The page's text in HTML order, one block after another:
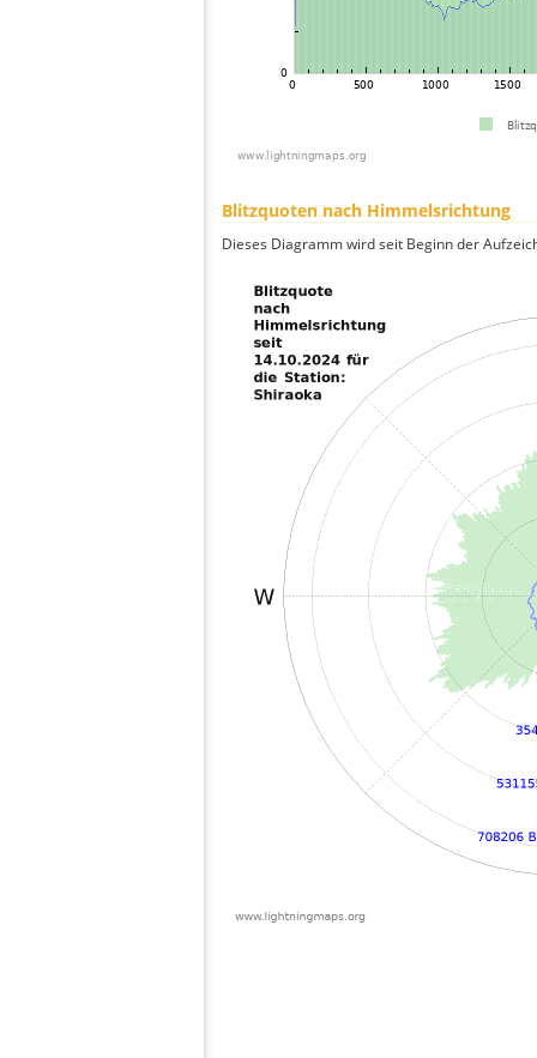
Blitzquoten nach Himmelsrichtung
Dieses Diagramm wird seit Beginn der